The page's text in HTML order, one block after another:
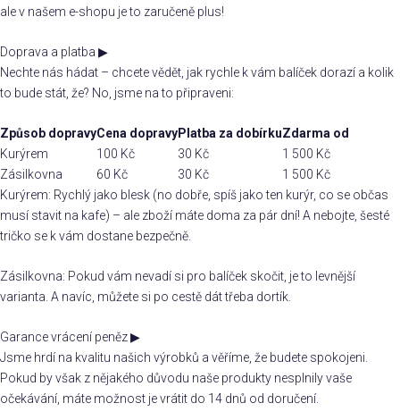
ale v našem e-shopu je to zaručeně plus!
Doprava a platba ▶
Nechte nás hádat – chcete vědět, jak rychle k vám balíček dorazí a kolik
to bude stát, že? No, jsme na to připraveni:
Způsob dopravyCena dopravyPlatba za dobírkuZdarma od
Kurýrem
100 Kč 30 Kč
1 500 Kč
Zásilkovna
60 Kč 30 Kč
1 500 Kč
Kurýrem: Rychlý jako blesk (no dobře, spíš jako ten kurýr, co se občas
musí stavit na kafe) – ale zboží máte doma za pár dní! A nebojte, šesté
tričko se k vám dostane bezpečně.
Zásilkovna: Pokud vám nevadí si pro balíček skočit, je to levnější
varianta. A navíc, můžete si po cestě dát třeba dortík.
Garance vrácení peněz▶
Jsme hrdí na kvalitu našich výrobků a věříme, že budete spokojeni.
Pokud by však z nějakého důvodu naše produkty nesplnily vaše
očekávání, máte možnost je vrátit do 14 dnů od doručení.